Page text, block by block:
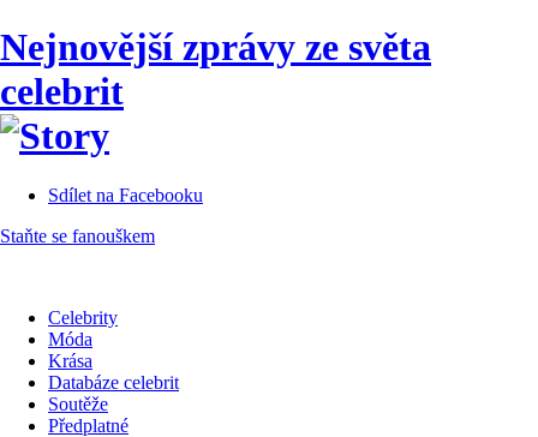
Nejnovější zprávy ze světa
celebrit
Sdílet na Facebooku
Staňte se fanouškem
Celebrity
Móda
Krása
Databáze celebrit
Soutěže
Předplatné